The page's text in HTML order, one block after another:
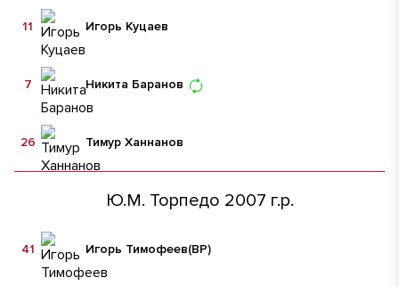
Игорь Куцаев
11
Никита Баранов
7
Тимур Ханнанов
26
Ю.М. Торпедо 2007 г.р.
Игорь Тимофеев(ВР)
41